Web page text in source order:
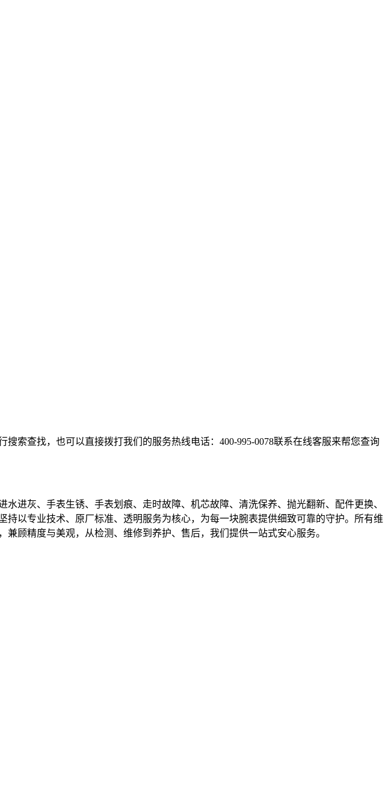
索查找，也可以直接拨打我们的服务热线电话：400-995-0078联系在线客服来帮您查询
进灰、手表生锈、手表划痕、走时故障、机芯故障、清洗保养、抛光翻新、配件更换、
以专业技术、原厂标准、透明服务为核心，为每一块腕表提供细致可靠的守护。所有维
顾精度与美观，从检测、维修到养护、售后，我们提供一站式安心服务。